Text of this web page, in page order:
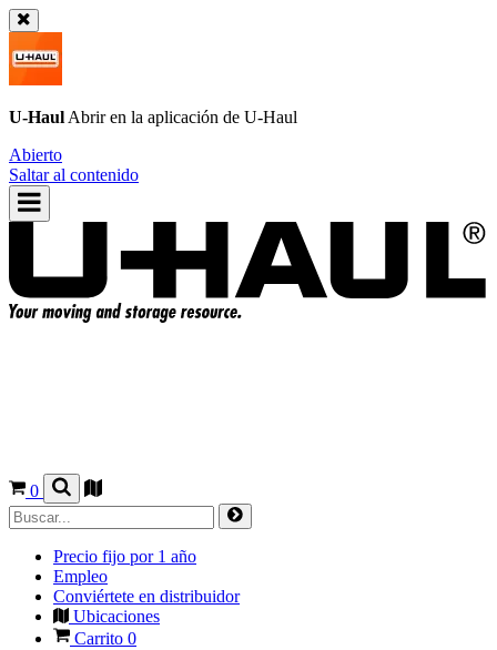
U-Haul Abrir en la aplicación de U-Haul
Abierto
Saltar al contenido
0
Precio fijo por 1 año
Empleo
Conviértete en distribuidor
Ubicaciones
Carrito 0